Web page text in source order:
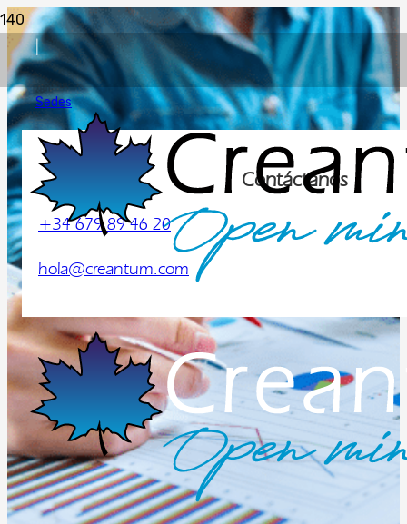
|
Sedes
Contáctanos
+34 679 89 46 20
hola@creantum.com